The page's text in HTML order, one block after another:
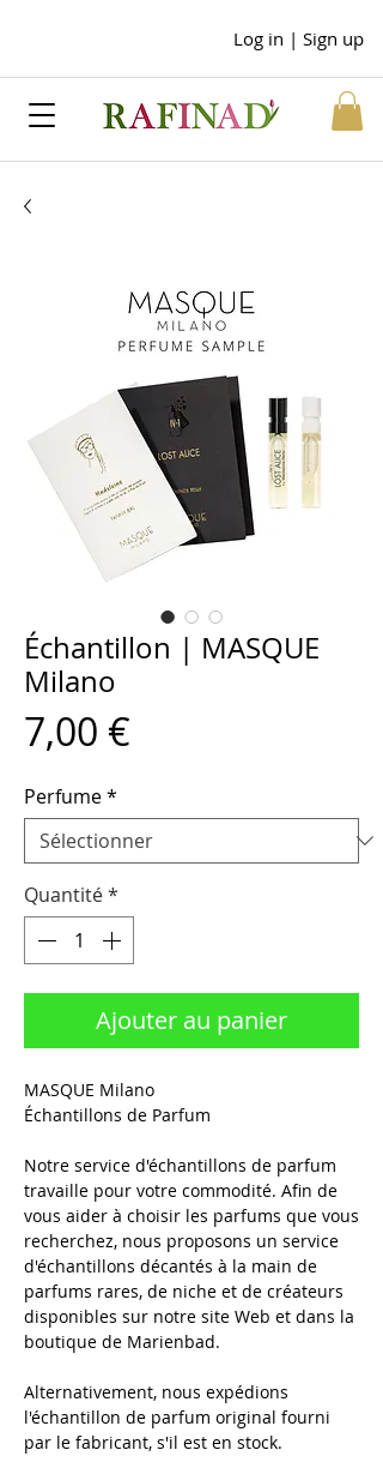
Log in | Sign up
Échantillon | MASQUE
Milano
7,00 €
Perfume*
Quantité*
Ajouter au panier
MASQUE Milano
Échantillons de Parfum
Notre service d'échantillons de parfum
travaille pour votre commodité. Afin de
vous aider à choisir les parfums que vous
recherchez, nous proposons un service
d'échantillons décantés à la main de
parfums rares, de niche et de créateurs
disponibles sur notre site Web et dans la
boutique de Marienbad.
Alternativement, nous expédions
l'échantillon de parfum original fourni
par le fabricant, s'il est en stock.